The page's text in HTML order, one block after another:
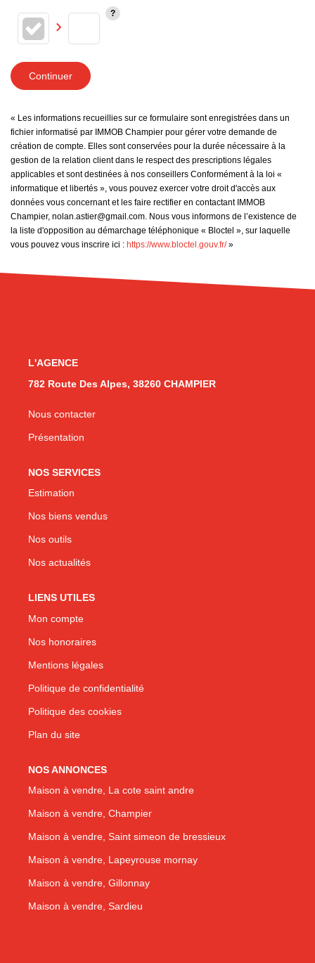
Continuer
« Les informations recueillies sur ce formulaire sont enregistrées dans un
fichier informatisé par IMMOB Champier pour gérer votre demande de
création de compte. Elles sont conservées pour la durée nécessaire à la
gestion de la relation client dans le respect des prescriptions légales
applicables et sont destinées à nos conseillers Conformément à la loi «
informatique et libertés », vous pouvez exercer votre droit d'accès aux
données vous concernant et les faire rectifier en contactant IMMOB
Champier, nolan.astier@gmail.com. Nous vous informons de l’existence de
la liste d'opposition au démarchage téléphonique « Bloctel », sur laquelle
vous pouvez vous inscrire ici : https://www.bloctel.gouv.fr/»
L'AGENCE
782 Route Des Alpes, 38260 CHAMPIER
Nous contacter
Présentation
NOS SERVICES
Estimation
Nos biens vendus
Nos outils
Nos actualités
LIENS UTILES
Mon compte
Nos honoraires
Mentions légales
Politique de confidentialité
Politique des cookies
Plan du site
NOS ANNONCES
Maison à vendre, La cote saint andre
Maison à vendre, Champier
Maison à vendre, Saint simeon de bressieux
Maison à vendre, Lapeyrouse mornay
Maison à vendre, Gillonnay
Maison à vendre, Sardieu